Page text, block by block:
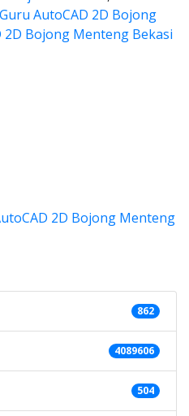
Guru AutoCAD 2D Bojong
2D Bojong Menteng Bekasi
862
4089606
504